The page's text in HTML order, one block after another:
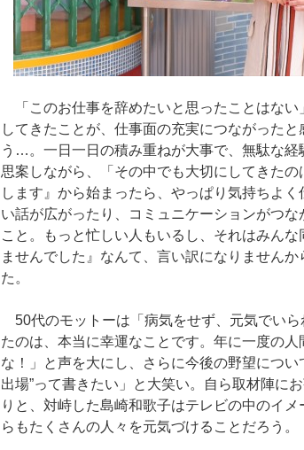
「このお仕事を辞めたいと思ったことはな
してきたことが、仕事面の充実につながった
う…。一日一日の積み重ねが大事で、無駄な
思案しながら、「その中でも大切にしてきた
します』から始まったら、やっぱり気持ちよ
い話が広がったり、コミュニケーションがつ
こと。もっと忙しい人もいるし、それはみん
ませんでした』なんて、言い訳になりません
た。
50代のモットーは「病気をせず、元気でい
たのは、本当に幸運なことです。年に一度の
な！」と声を大にし、さらに今後の野望につ
出場”って書きたい」と大笑い。自ら取材陣に
りと、対峙した島崎和歌子はテレビの中のイ
らもたくさんの人々を元気づけることだろう